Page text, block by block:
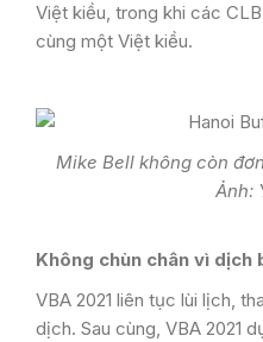
Việt kiều, trong khi các
cùng một Việt kiều.
Mike Bell không còn
Ảnh:
Không chùn chân vì dịch
VBA 2021 liên tục lùi lịch,
dịch. Sau cùng, VBA 2021